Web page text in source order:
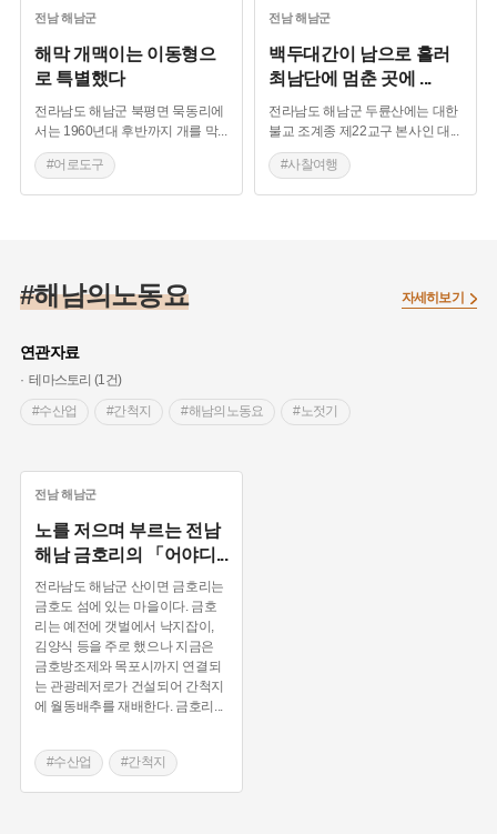
#전라남도 별미
전남해남군
해막 개맥이는 이동형으
로 특별했다
전라남도 해남군 북평면 묵동리에
서는 1960년대 후반까지 개를 막...
#어로도구
#해남 가볼만한곳
전남해남군
백두대간이 남으로 흘러
최남단에 멈춘 곳에 ...
전라남도 해남군 두륜산에는 대한
불교 조계종 제22교구 본사인 대
#사찰여행
#해남 가볼만한곳
#해남의노동요
연관자료
테마스토리 (1건)
#수산업
#간척지 #해남의노동요 #노젓기
자세히보기
전남해남군
노를 저으며 부르는 전남
해남 금호리의 「어야디 ...
전라남도 해남군 산이면 금호리는
금호도 섬에 있는 마을이다. 금호
리는 예전에 갯벌에서 낙지잡이,
김양식 등을 주로 했으나 지금은
금호방조제와 목포시까지 연결되
는 관광레저로가 건설되어 간척지
에 월동배추를 재배한다. 금호리 ...
#수산업 #간척지
#해남의노동요 #노젓기